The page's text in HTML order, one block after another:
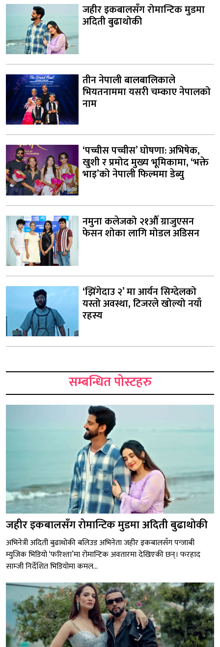
जहीर इकबालसँग रोमान्टिक मुडमा
अदिती बुढाथोकी
तीन नेपाली बालबालिकाले
भियतनाममा यसरी चम्काए नेपालको
नाम
‘पच्चीस पच्चीस’ घोषणा: अभिषेक,
खुशी र प्रमोद मुख्य भूमिकामा, ‘भक्ते
भाइ’को नेपाली फिल्ममा डेब्यु
नमुना कलेजको २१औँ ग्राजुएसन
फेसन शोका लागि मोडल अडिसन
‘झिँगेदाउ २’ मा आर्यन सिग्देलको
यस्तो अवस्था, टिजरले खोल्यो नयाँ
रहस्य
सम्बन्धित पोस्टहरु
जहीर इकबालसँग रोमान्टिक मुडमा अदिती बुढाथोकी
अभिनेत्री अदिती बुढाथोकी बलिउड अभिनेता जहीर इकबालसँग पन्जाबी
म्युजिक भिडियो ‘फरिश्ता’मा रोमान्टिक अवतारमा देखिएकी छन्। फरहाद
साम्जी निर्देशित भिडियोमा कमल...